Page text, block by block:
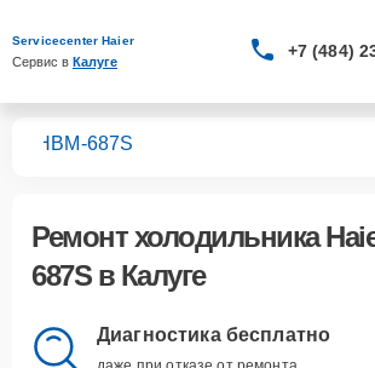
Servicecenter Haier
Сервис в Калуге
+7 (484)
HBM-687S
Ремонтхолодильника
687Sв Калуге
Диагностика бесплатно